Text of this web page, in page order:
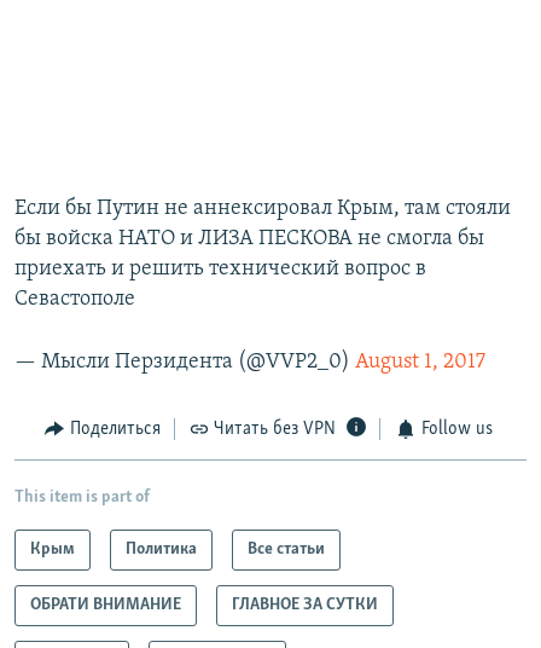
Если бы Путин не аннексировал Крым, там стояли
бы войска НАТО и ЛИЗА ПЕСКОВА не смогла бы
приехать и решить технический вопрос в
Севастополе
— Мысли Перзидента (@VVP2_0) August 1, 2017
Поделиться Читать без VPN Follow us
This item is part of
Крым Политика Все статьи
ОБРАТИ ВНИМАНИЕ ГЛАВНОЕ ЗА СУТКИ